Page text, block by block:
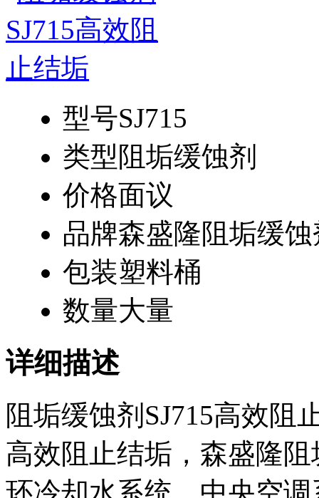
型号SJ715
类型 阻垢缓蚀剂
价格面议
品牌森盛隆阻垢缓蚀
包装塑料桶
数量大量
详细描述
阻垢缓蚀剂SJ715高效阻
高效阻止结垢，森盛隆